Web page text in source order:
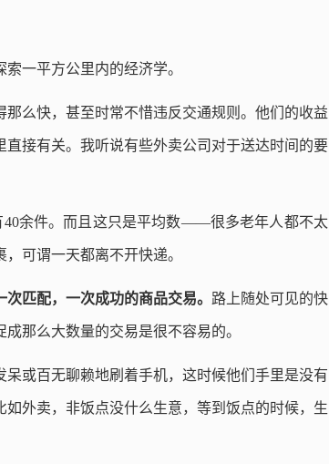
一平方公里内的经济学。
么快，甚至时常不惜违反交通规则。他们的收益
接有关。我听说有些外卖公司对于送达时间的要
40余件。而且这只是平均数——很多老年人都不太
可谓一天都离不开快递。
匹配，一次成功的商品交易。 路上随处可见的快
那么大数量的交易是很不容易的。
或百无聊赖地刷着手机，这时候他们手里是没有
如外卖，非饭点没什么生意，等到饭点的时候，生